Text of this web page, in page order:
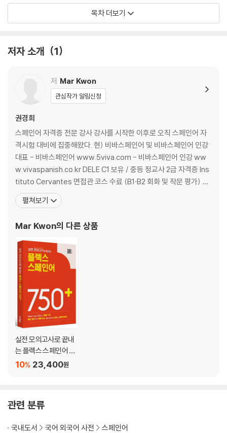
저자는 15년 경력의 비바스페인어 대표 강사로, 다양한 시험 대비 강의를
통해 축적된 출제 경향과 학습 노하우를 이 책에 반영했다. 실제 학습자들
Día 09. 기출문제로 풀어보는 전치사 (3) : sobre와 hacia, sin과 con
Día 10. 기출문제로 풀어보는 전치사 (4) : hasta, entre, contra, tras,
Día 11. 현재시제 한 방에 정리: 이것만 알면 일상회화 OK!
Día 13. 불완료과거로 예전에 늘 하던 일 표현하기
Día 14. 단순과거로 완료된 사건 제대로 말하기
Día 15. 불완료과거 vs 단순과거, 차이 완벽 비교
Día 16. 현재완료 과거와 현재를 잇는 진짜 연결고리
Día 17. 과거완료로 과거 속 또 다른 과거 쉽게 표현하기
중급문법
Día 18. 관계대명사 한 번에 끝내는 문장 연결 비법
Día 19. 관계형용사·관계부사 한번에 정리
Día 20. 스페인어 명령법: 긍정·부정 명령문 정리
Día 22. 접속법 현재 (2) 실전 완성편
Día 23. 플렉스와 스널트 시험 대비 핵심 실전문제 (600문제)
Día 24. 델레 B1 시험 대비 핵심 실전문제 (30문제)
Día 25. 델레 B2 시험 대비 핵심 실전문제 (28문제)
[별책부록] 정답 · 해설 · 해석
Día별 핵심 어휘
목차 더보기
저자 소개 1
저 Mar Kwon
관심작가 알림신청
권경희
스페인어 자격증 전문 강사 강사를 시작한 이후로 오직 스페인어 자
격시험 대비에 집중해왔다. 현) 비바스페인어 및 비바스페인어 인강
대표 - 비바스페인어 www.5viva.com - 비바스페인어 인강 ww
w.vivaspanish.co.kr DELE C1 보유 / 중등 정교사 2급 자격증 Ins
tituto Cervantes 면접관 코스 수료 (B1·B2 회화 및 작문 평가) -
저서 및 교재 《플렉스·스널트 스페인어 필수 단어》(2022) 《비바 델
레 B1 기출 단어》(2020) 《시험대비 스페인어 문법 1000제》(202
펼쳐보기
Mar Kwon의 다른 상품
실전 모의고사로 끝내
는 플렉스 스페인어 75
0+
23,400원
10%
관련 분류
국내도서 국어 외국어 사전 스페인어